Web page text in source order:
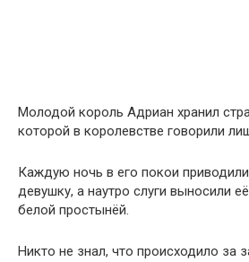
Молодой король Адриан хранил
которой в королевстве говорили
Каждую ночь в его покои
девушку, а наутро слуги выносили
белой простынёй.
Никто не знал, что происходило за